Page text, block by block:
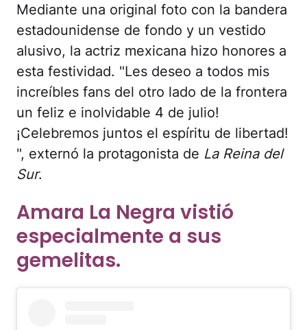
Mediante una original foto con la bandera
estadounidense de fondo y un vestido
alusivo, la actriz mexicana hizo honores a
esta festividad. "Les deseo a todos mis
increíbles fans del otro lado de la frontera
un feliz e inolvidable 4 de julio!
¡Celebremos juntos el espíritu de libertad!
", externó la protagonista de La Reina del
Sur.
Amara La Negra vistió
especialmente a sus
gemelitas.